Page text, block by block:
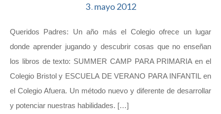
3. mayo2012
Queridos Padres: Un año más el Colegio ofrece un lugar
donde aprender jugando y descubrir cosas que no enseñan
los libros de texto: SUMMER CAMP PARA PRIMARIA en el
Colegio Bristol y ESCUELA DE VERANO PARA INFANTIL en
el Colegio Afuera. Un método nuevo y diferente de desarrollar
y potenciar nuestras habilidades. […]